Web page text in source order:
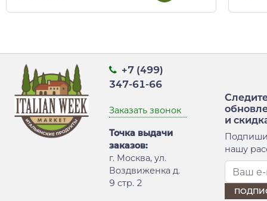
+7 (499)
347-61-66
Заказать звонок
Точка выдачи
заказов:
г. Москва, ул.
Воздвиженка д.
9 стр. 2
и
нашу